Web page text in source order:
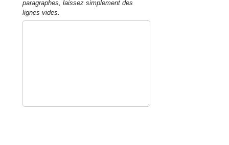
paragraphes, laissez simplement des
lignes vides.